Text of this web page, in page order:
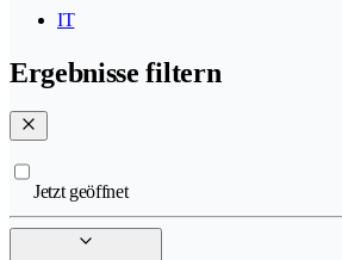
IT
Ergebnisse filtern
Jetzt geöffnet